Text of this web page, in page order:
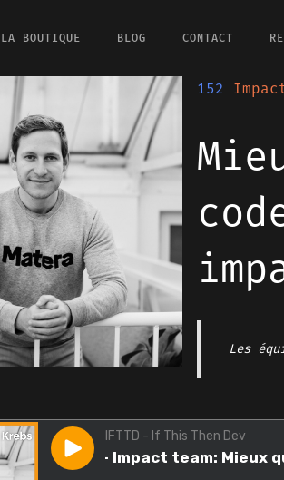
LA BOUTIQUE BLOG CONTACT
152
Les